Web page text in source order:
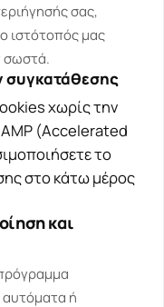
σας,
ιστότοπός μας
σωστά.
συγκατάθεσης
χωρίς την
(Accelerated
το
στο κάτω μέρος
και
αυτόματα ή